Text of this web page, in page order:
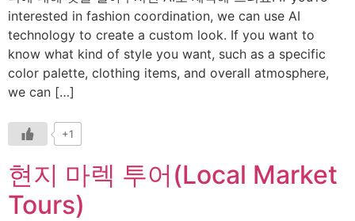
interested in fashion coordination, we can use AI
technology to create a custom look. If you want to
know what kind of style you want, such as a specific
color palette, clothing items, and overall atmosphere,
we can […]
+1
현지 마렉 투어(Local Market
Tours)